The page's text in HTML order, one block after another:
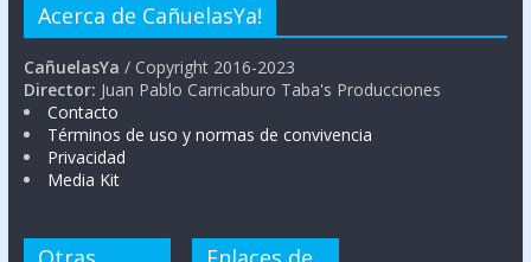
Acerca de CañuelasYa!
CañuelasYa / Copyright 2016-2023
Director: Juan Pablo Carricaburo Taba's Producciones
Contacto
Términos de uso y normas de convivencia
Privacidad
Media Kit